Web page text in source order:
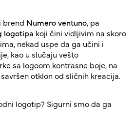
brend Numero ventuno, pa
logotipa koji čini vidljivim na skoro
nekad uspe da ga učini i
kao u slučaju vešto
sa logoom kontrasne boje, na
otklon od sličnih kreacija.
logotip? Sigurni smo da ga